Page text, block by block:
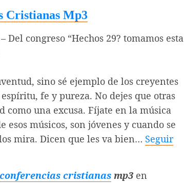
Cristianas Mp3
– Del congreso “Hechos 29? tomamos esta
sino sé ejemplo de los creyentes
fe y pureza. No dejes que otras
una excusa. Fíjate en la música
esos músicos, son jóvenes y cuando se
mira. Dicen que les va bien… Seguir
conferencias cristianas mp3 en